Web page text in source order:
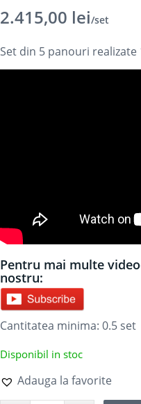
2.415,00 lei/set
Set din 5 panouri realizate
Pentru mai multe
nostru:
Cantitatea minima: 0.5 set
Disponibil in stoc
Adauga la favorite